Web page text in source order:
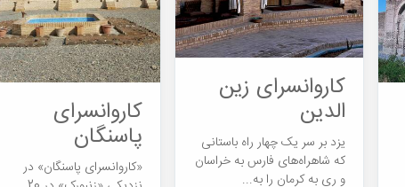
کاروانسرای زین
الدین
یزد بر سر یک چهار راه باستانی
که شاهراه­‌های فارس به خراسان
و ری به کرمان را به...
کاروانسرای
پاسنگان
«کاروانسرای پاسنگان» در